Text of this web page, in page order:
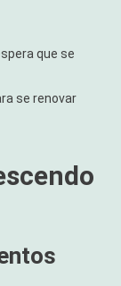
que se
se renovar